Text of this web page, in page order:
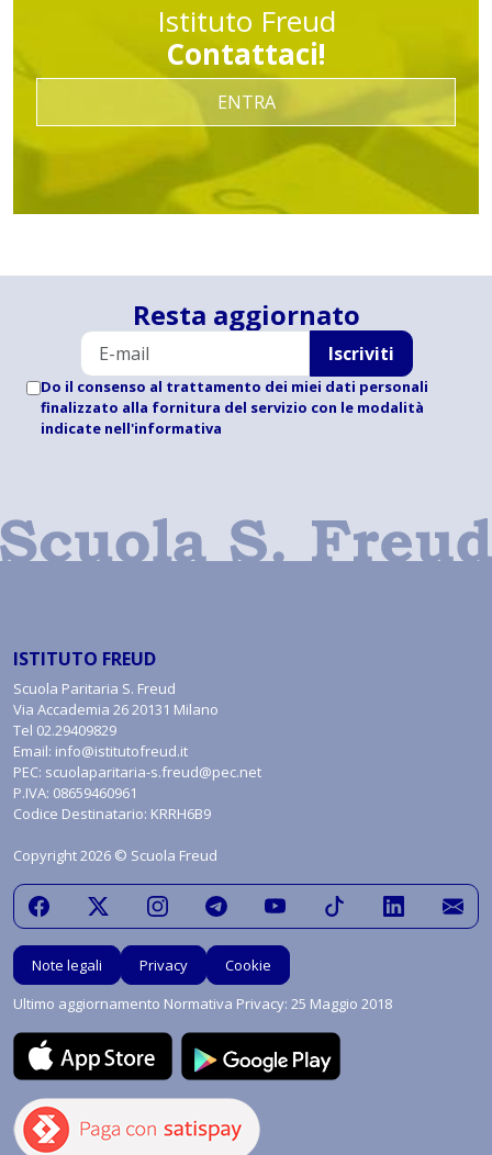
Istituto Freud
Contattaci!
ENTRA
Resta aggiornato
Iscriviti
Do il consenso al trattamento dei miei dati personali
finalizzato alla fornitura del servizio con le modalità
indicate nell'informativa
ISTITUTO FREUD
Scuola Paritaria S. Freud
Via Accademia 26 20131 Milano
Tel 02.29409829
Email: info@istitutofreud.it
PEC: scuolaparitaria-s.freud@pec.net
P.IVA: 08659460961
Codice Destinatario: KRRH6B9
Copyright 2026 © Scuola Freud
Note legali Privacy
Cookie
Ultimo aggiornamento Normativa Privacy: 25 Maggio 2018